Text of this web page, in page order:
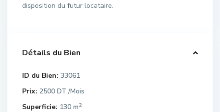
disposition du futur locataire.
Détails du Bien
ID du Bien: 33061
Prix: 2500 DT /Mois
Superficie: 130 m2